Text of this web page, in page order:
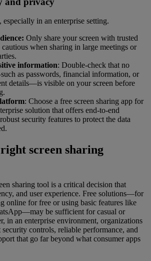
especially in an enterprise setting.
Only share your screen with trusted
when sharing in large meetings or
information: Double-check that no
as passwords, financial information, or
details—is visible on your screen before
: Choose a free screen sharing app for
solution that offers end-to-end
security features to protect the data
screen sharing
sharing tool is a critical decision that
and user experience. Free solutions—for
online for free or using basic features like
be sufficient for casual or
in an enterprise environment, organizations
controls, reliable performance, and
that go far beyond what consumer apps